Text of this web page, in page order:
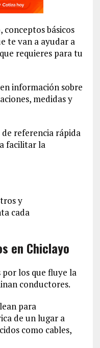
conceptos básicos
te van a ayudar a
requieres para tu
información sobre
medidas y
referencia rápida
facilitar la
y
cada
en Chiclayo
los que fluye la
conductores.
para
de un lugar a
como cables,